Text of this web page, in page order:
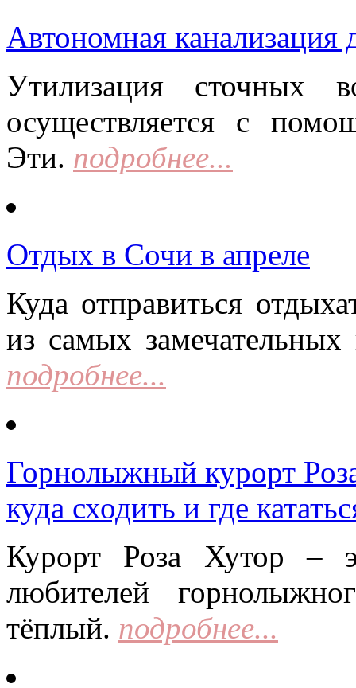
Автономная канализация
Утилизация сточных
осуществляется с
Эти. подробнее...
Отдых в Сочи в апреле
Куда отправиться
из самых замечательных
подробнее...
Горнолыжный курорт
куда сходить и где
Курорт Роза Хутор –
любителей
тёплый. подробнее...